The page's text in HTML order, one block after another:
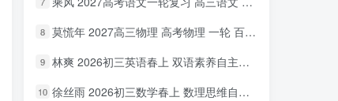
8 莫慌年 2027高三物理 高考物理 一轮 百度网盘下载
9 林爽 2026初三英语春上 双语素养自主学习·TY·A+（一期）百度网盘下载
10 徐丝雨 2026初三数学春上 数理思维自主学习·TY·A+（二期）百度网盘下载